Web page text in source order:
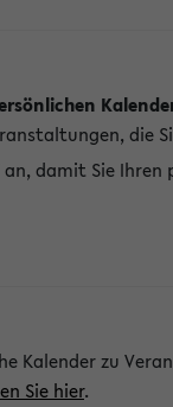
die
damit Sie
Kalender zu
Sie hier.